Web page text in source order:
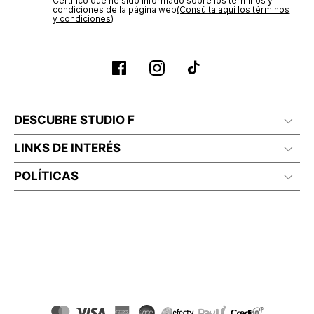
condiciones de la página web‎(Consúlta aquí los términos
y condiciones)
DESCUBRE STUDIO F
LINKS DE INTERÉS
POLÍTICAS